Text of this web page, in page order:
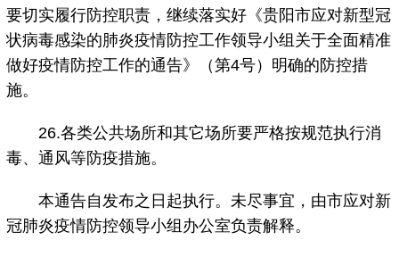
要切实履行防控职责，继续落实好《贵阳市应对新型冠
状病毒感染的肺炎疫情防控工作领导小组关于全面精准
做好疫情防控工作的通告》（第4号）明确的防控措
施。
26.各类公共场所和其它场所要严格按规范执行消
毒、通风等防疫措施。
本通告自发布之日起执行。未尽事宜，由市应对新
冠肺炎疫情防控领导小组办公室负责解释。